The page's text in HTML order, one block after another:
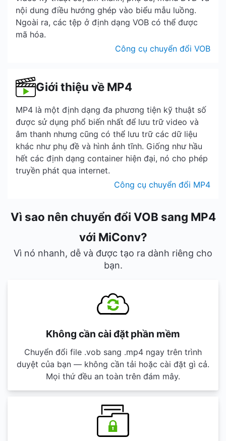
nội dung điều hướng ghép vào biểu mẫu luồng.
Ngoài ra, các tệp ở định dạng VOB có thể được
mã hóa.
Công cụ chuyển đổi VOB
Giới thiệu về MP4
MP4 là một định dạng đa phương tiện kỹ thuật số
được sử dụng phổ biến nhất để lưu trữ video và
âm thanh nhưng cũng có thể lưu trữ các dữ liệu
khác như phụ đề và hình ảnh tĩnh. Giống như hầu
hết các định dạng container hiện đại, nó cho phép
truyền phát qua internet.
Công cụ chuyển đổi MP4
Vì sao nên chuyển đổi VOB sang MP4
với MiConv?
Vì nó nhanh, dễ và được tạo ra dành riêng cho
bạn.
Không cần cài đặt phần mềm
Chuyển đổi file .vob sang .mp4 ngay trên trình
duyệt của bạn — không cần tải hoặc cài đặt gì cả.
Mọi thứ đều an toàn trên đám mây.